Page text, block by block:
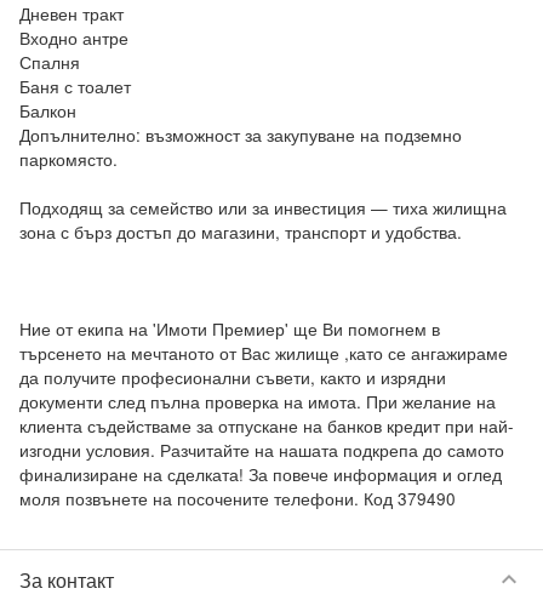
Дневен тракт
Входно антре
Спалня
Баня с тоалет
Балкон
Допълнително: възможност за закупуване на подземно
паркомясто.
Подходящ за семейство или за инвестиция — тиха жилищна
зона с бърз достъп до магазини, транспорт и удобства.
Ние от екипа на 'Имоти Премиер' ще Ви помогнем в
търсенето на мечтаното от Вас жилище ,като се ангажираме
да получите професионални съвети, както и изрядни
документи след пълна проверка на имота. При желание на
клиента съдействаме за отпускане на банков кредит при най-
изгодни условия. Разчитайте на нашата подкрепа до самото
финализиране на сделката! За повече информация и оглед
моля позвънете на посочените телефони. Код 379490
За контакт keyboard_arrow_down